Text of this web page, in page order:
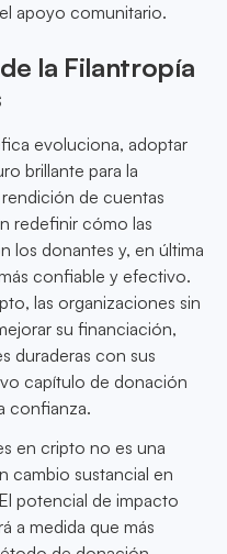
apoyo comunitario.
la Filantropía
evoluciona, adoptar
brillante para la
de cuentas
redefinir cómo las
los donantes y, en última
confiable y efectivo.
las organizaciones sin
su financiación,
duraderas con sus
capítulo de donación
confianza.
en cripto no es una
cambio sustancial en
potencial de impacto
a medida que más